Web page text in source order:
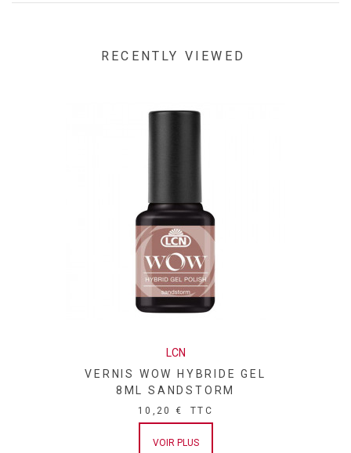
RECENTLY VIEWED
LCN
VERNIS WOW HYBRIDE GEL
8ML SANDSTORM
10,20 € TTC
VOIR PLUS